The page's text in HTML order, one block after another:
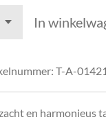
In
T-A-01421
en harmonieus